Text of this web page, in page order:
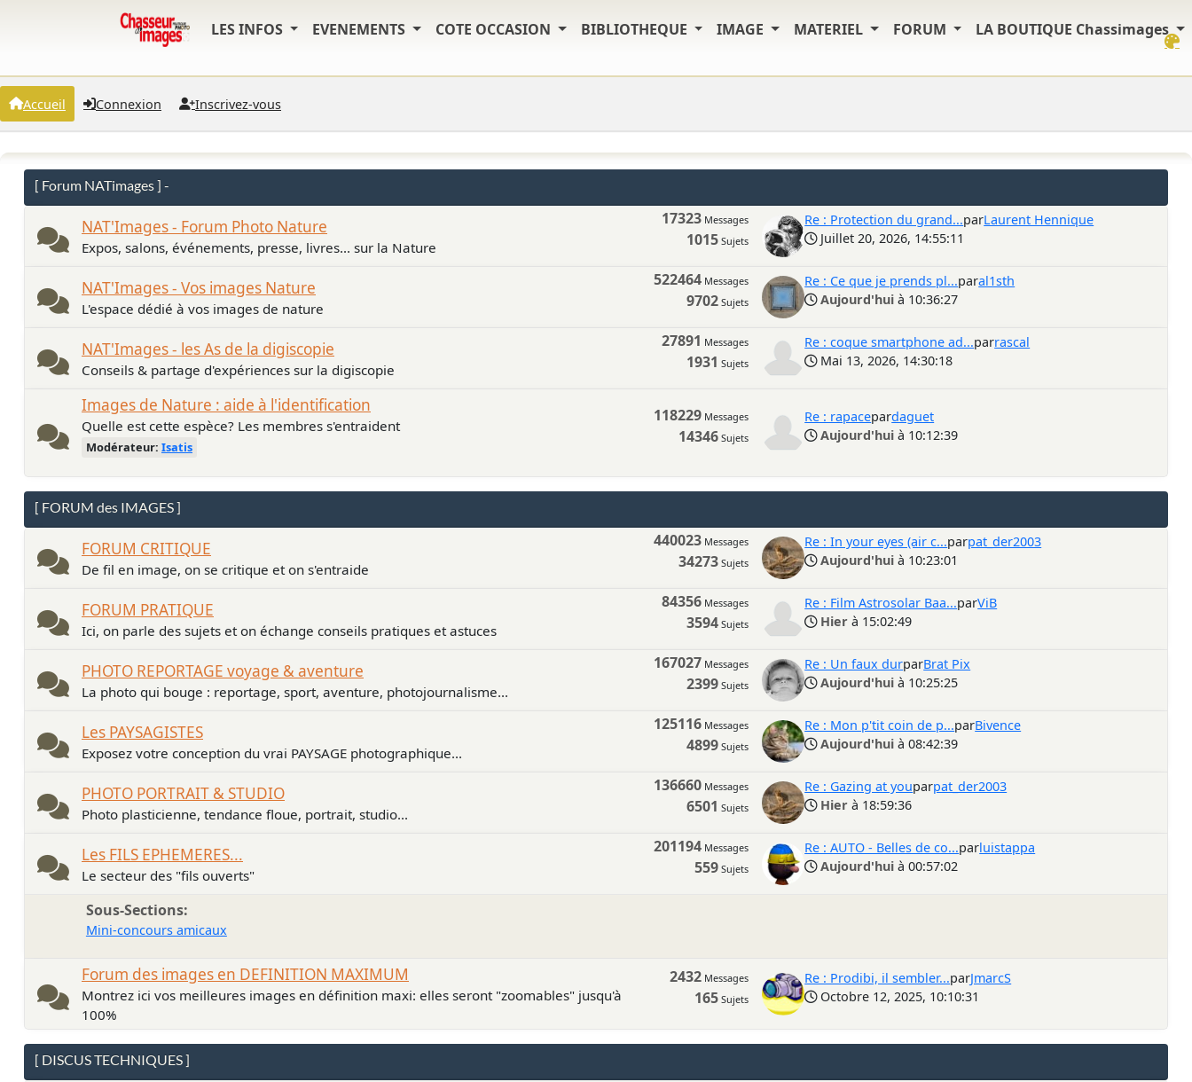
LES INFOS EVENEMENTS COTE OCCASION BIBLIOTHEQUE IMAGE MATERIEL FORUM LA BOUTIQUE Chassimages
Accueil Connexion Inscrivez-vous
[ Forum NATimages ] -
NAT'Images - Forum Photo Nature
Expos, salons, événements, presse, livres... sur la Nature
17323 Messages
1015 Sujets
Re : Protection du grand...parLaurent Hennique
Juillet 20, 2026, 14:55:11
NAT'Images - Vos images Nature
L'espace dédié à vos images de nature
522464 Messages
9702 Sujets
Re : Ce que je prends pl...paral1sth
Aujourd'hui à 10:36:27
NAT'Images - les As de la digiscopie
Conseils & partage d'expériences sur la digiscopie
27891 Messages
1931 Sujets
Re : coque smartphone ad...parrascal
Mai 13, 2026, 14:30:18
Images de Nature : aide à l'identification
Quelle est cette espèce? Les membres s'entraident
Modérateur: Isatis
118229 Messages
14346 Sujets
Re : rapacepardaguet
Aujourd'hui à 10:12:39
[ FORUM des IMAGES ]
FORUM CRITIQUE
De fil en image, on se critique et on s'entraide
440023 Messages
34273 Sujets
Re : In your eyes (air c...parpat_der2003
Aujourd'hui à 10:23:01
FORUM PRATIQUE
Ici, on parle des sujets et on échange conseils pratiques et astuces
84356 Messages
3594 Sujets
Re : Film Astrosolar Baa...parViB
Hier à 15:02:49
PHOTO REPORTAGE voyage & aventure
La photo qui bouge : reportage, sport, aventure, photojournalisme...
167027 Messages
2399 Sujets
Re : Un faux durparBrat Pix
Aujourd'hui à 10:25:25
Les PAYSAGISTES
Exposez votre conception du vrai PAYSAGE photographique...
125116 Messages
4899 Sujets
Re : Mon p'tit coin de p...parBivence
Aujourd'hui à 08:42:39
PHOTO PORTRAIT & STUDIO
Photo plasticienne, tendance floue, portrait, studio...
136660 Messages
6501 Sujets
Re : Gazing at youparpat_der2003
Hier à 18:59:36
Les FILS EPHEMERES...
Le secteur des "fils ouverts"
201194 Messages
559 Sujets
Re : AUTO - Belles de co...parluistappa
Aujourd'hui à 00:57:02
Sous-Sections
Mini-concours amicaux
Forum des images en DEFINITION MAXIMUM
Montrez ici vos meilleures images en définition maxi: elles seront "zoomables" jusqu'à
100%
2432 Messages
165 Sujets
Re : Prodibi, il sembler...parJmarcS
Octobre 12, 2025, 10:10:31
[ DISCUS TECHNIQUES ]